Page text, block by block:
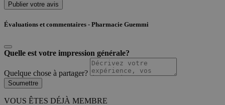
Publier votre avis
Évaluations et commentaires - Pharmacie Guemmi
Quelle est votre impression générale?
Quelque chose à partager?
Soumettre
VOUS ÊTES DÉJÀ MEMBRE